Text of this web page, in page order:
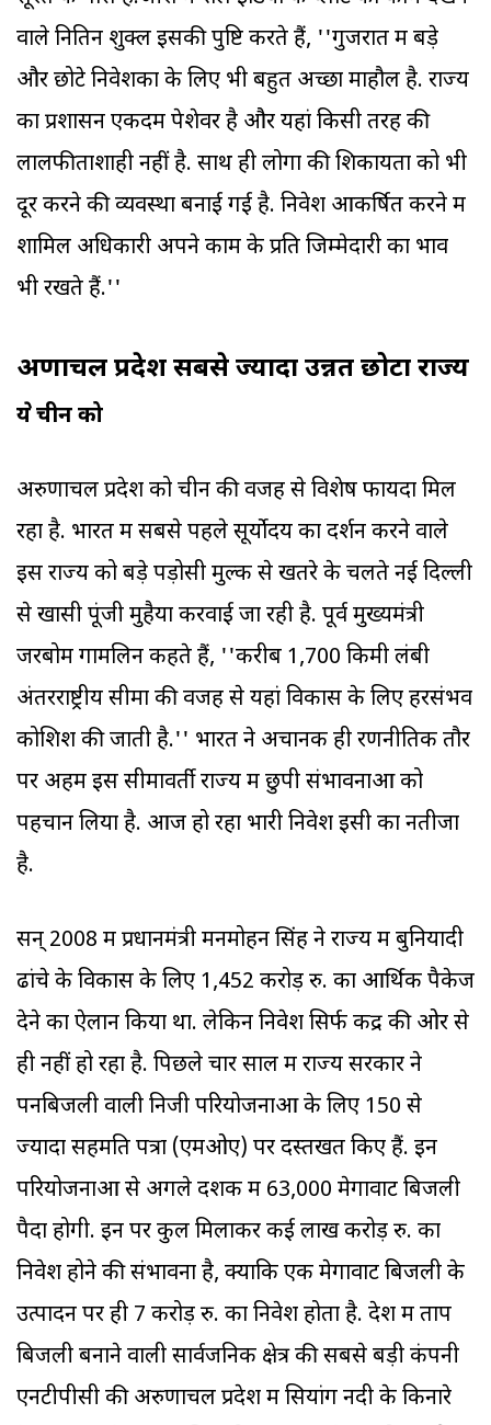
वाले नितिन शुक्ल इसकी पुष्टि करते हैं, ''गुजरात में बड़े
और छोटे निवेशकों के लिए भी बहुत अच्छा माहौल है. राज्‍य
का प्रशासन एकदम पेशेवर है और यहां किसी तरह की
लालफीताशाही नहीं है. साथ ही लोगों की शिकायतों को भी
दूर करने की व्यवस्था बनाई गई है. निवेश आकर्षित करने में
शामिल अधिकारी अपने काम के प्रति जिम्मेदारी का भाव
भी रखते हैं.''
अरुणाचल प्रदेश सबसे ज्‍यादा उन्नत छोटा राज्‍य
श्रेय चीन को
अरुणाचल प्रदेश को चीन की वजह से विशेष फायदा मिल
रहा है. भारत में सबसे पहले सूर्योदय का दर्शन करने वाले
इस राज्‍य को बड़े पड़ोसी मुल्क से खतरे के चलते नई दिल्ली
से खासी पूंजी मुहैया करवाई जा रही है. पूर्व मुख्यमंत्री
जरबोम गामलिन कहते हैं, ''करीब 1,700 किमी लंबी
अंतरराष्ट्रीय सीमा की वजह से यहां विकास के लिए हरसंभव
कोशिश की जाती है.'' भारत ने अचानक ही रणनीतिक तौर
पर अहम इस सीमावर्ती राज्‍य में छुपी संभावनाओं को
पहचान लिया है. आज हो रहा भारी निवेश इसी का नतीजा
है.
सन्‌ 2008 में प्रधानमंत्री मनमोहन सिंह ने राज्‍य में बुनियादी
ढांचे के विकास के लिए 1,452 करोड़ रु. का आर्थिक पैकेज
देने का ऐलान किया था. लेकिन निवेश सिर्फ केंद्र की ओर से
ही नहीं हो रहा है. पिछले चार साल में राज्‍य सरकार ने
पनबिजली वाली निजी परियोजनाओं के लिए 150 से
ज्‍यादा सहमति पत्रों (एमओए) पर दस्तखत किए हैं. इन
परियोजनाओं से अगले दशक में 63,000 मेगावाट बिजली
पैदा होगी. इन पर कुल मिलाकर कई लाख करोड़ रु. का
निवेश होने की संभावना है, क्योंकि एक मेगावाट बिजली के
उत्पादन पर ही 7 करोड़ रु. का निवेश होता है. देश में ताप
बिजली बनाने वाली सार्वजनिक क्षेत्र की सबसे बड़ी कंपनी
एनटीपीसी की अरुणाचल प्रदेश में सियांग नदी के किनारे